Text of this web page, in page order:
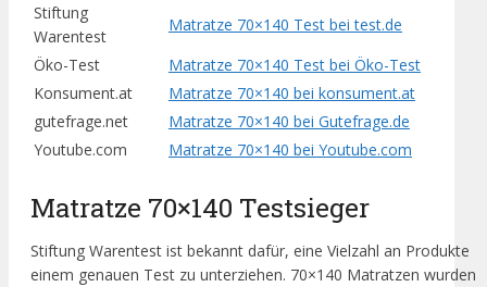
Stiftung
Warentest
Matratze 70×140 Test bei test.de
Öko-Test
Matratze 70×140 Test bei Öko-Test
Konsument.at
Matratze 70×140 bei konsument.at
gutefrage.net
Matratze 70×140 bei Gutefrage.de
Youtube.com
Matratze 70×140 bei Youtube.com
Matratze 70×140 Testsieger
Stiftung Warentest ist bekannt dafür, eine Vielzahl an Produkte
einem genauen Test zu unterziehen. 70×140 Matratzen wurden